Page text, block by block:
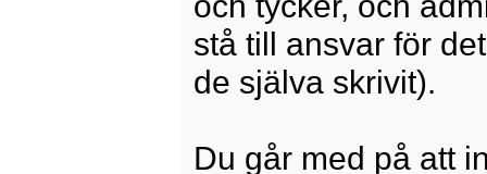
stå till ansvar för
de själva skrivit).
Du går med på att